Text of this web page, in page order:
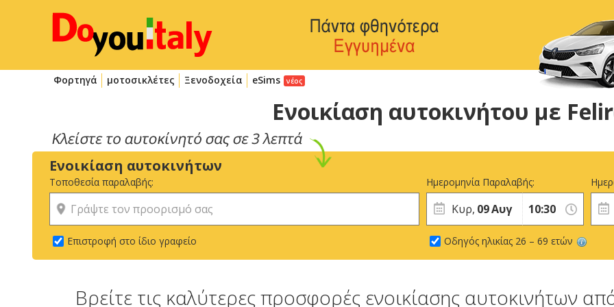
Φορτηγά μοτοσικλέτες Ξενοδοχεία eSims
Ενοικίαση αυτοκινήτου με
Ενοικίαση αυτοκινήτων
Τοποθεσία παραλαβής:
Επιστροφή στο ίδιο γραφείο
Ημερομηνία Παραλαβής:
Κυρ, 09Αυγ
Οδηγός ηλικίας 26 – 69 ετών
Βρείτε τις καλύτερες προσφορές ενοικίασης αυτοκινήτων